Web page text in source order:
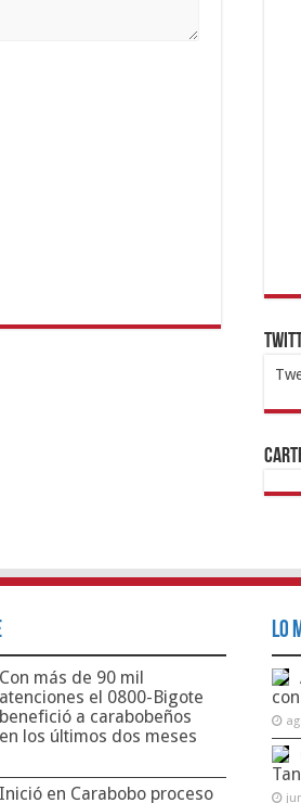
Con más de 90 mil
atenciones el 0800-Bigote
benefició a carabobeños
en los últimos dos meses
Inició en Carabobo proceso
Lo